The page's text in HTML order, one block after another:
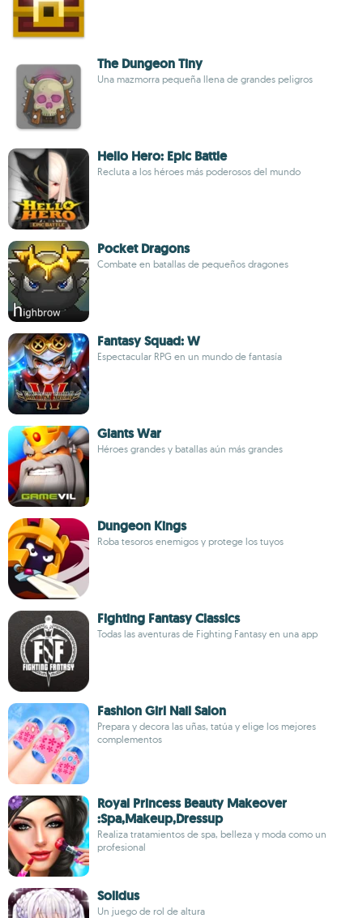
The Dungeon Tiny
Una mazmorra pequeña llena de grandes peligros
Hello Hero: Epic Battle
Recluta a los héroes más poderosos del mundo
Pocket Dragons
Combate en batallas de pequeños dragones
Fantasy Squad: W
Espectacular RPG en un mundo de fantasía
Giants War
Héroes grandes y batallas aún más grandes
Dungeon Kings
Roba tesoros enemigos y protege los tuyos
Fighting Fantasy Classics
Todas las aventuras de Fighting Fantasy en una app
Fashion Girl Nail Salon
Prepara y decora las uñas, tatúa y elige los mejores
complementos
Royal Princess Beauty Makeover
:Spa,Makeup,Dressup
Realiza tratamientos de spa, belleza y moda como un
profesional
Solidus
Un juego de rol de altura